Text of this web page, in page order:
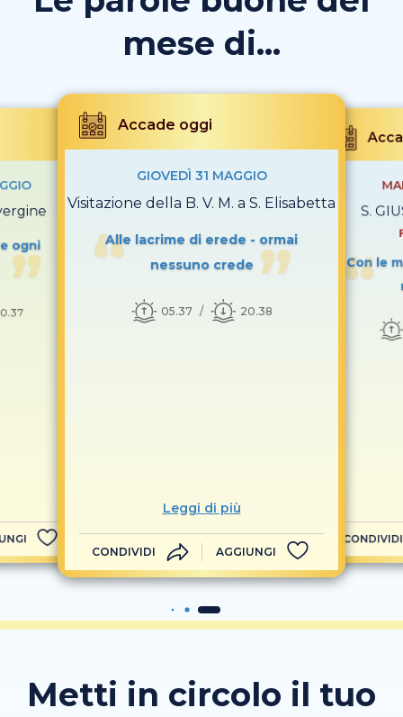
mese di...
ogni
Accade oggi
GIOVEDÌ 31 MAGGIO
Visitazione della B. V. M. a S. Elisabetta
Alle lacrime di erede - ormai
nessuno crede
05.37 20.38
Leggi di più
CONDIVIDI AGGIUNGI
S.
Con le
CONDIVIDI
Metti in circolo il tuo